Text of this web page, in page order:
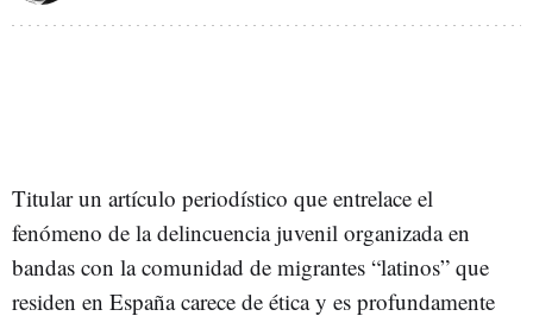
Titular un artículo periodístico que entrelace el
fenómeno de la delincuencia juvenil organizada en
bandas con la comunidad de migrantes “latinos” que
residen en España carece de ética y es profundamente